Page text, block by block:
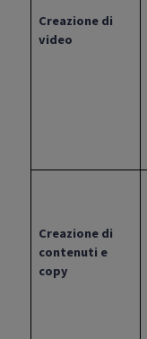
Creazione di
video
Creazione di
contenuti e
copy